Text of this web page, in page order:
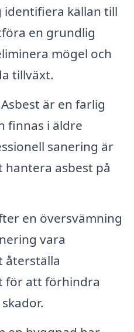
källan till
en grundlig
mögel och
tillväxt.
Asbest är en farlig
finnas i äldre
sanering är
asbest på
en översvämning
vara
återställa
för att förhindra